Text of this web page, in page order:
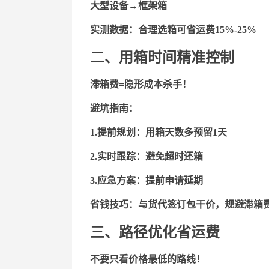
大型设备→框架箱
实测数据： 合理选箱可省运费15%-25%
二、用箱时间精准控制
滞箱费=隐形成本杀手！
避坑指南：
1.提前规划：用箱天数多预留1天
2.实时跟踪：避免超时还箱
3.应急方案：提前申请延期
省钱技巧： 与货代签订包干价，规避滞箱
三、路径优化省运费
不要只看价格最低的路线！